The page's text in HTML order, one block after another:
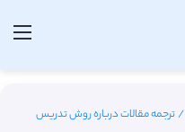
/ترجمه مقالات درباره روش تدریس